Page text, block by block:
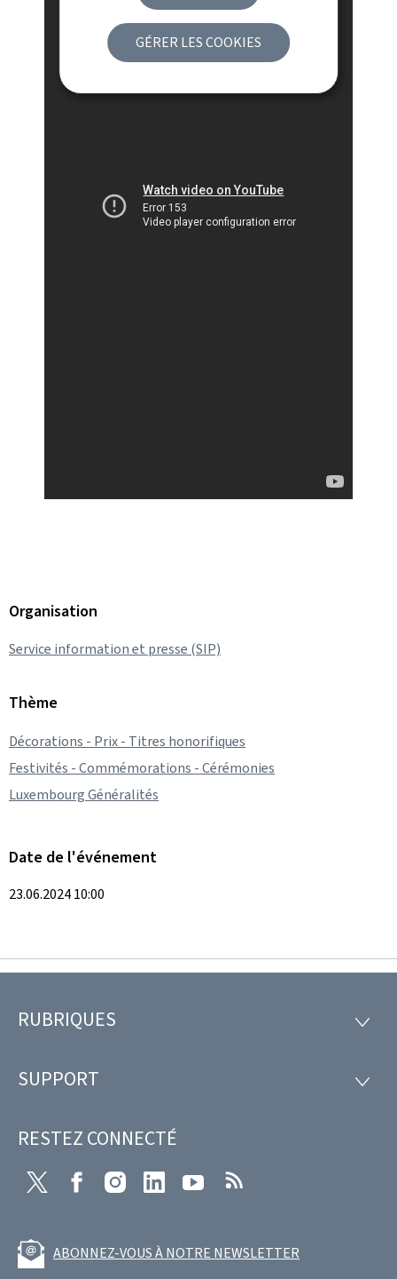
GÉRER LES COOKIES
Organisation
Service information et presse (SIP)
Thème
Décorations - Prix - Titres honorifiques
Festivités - Commémorations - Cérémonies
Luxembourg Généralités
Date de l'événement
23.06.2024 10:00
Pied
page
RUBRIQUES
SUPPORT
RESTEZ CONNECTÉ
Twitter FacebookInstagramLinkedIn Youtube
ABONNEZ-VOUS À NOTRE NEWSLETTER